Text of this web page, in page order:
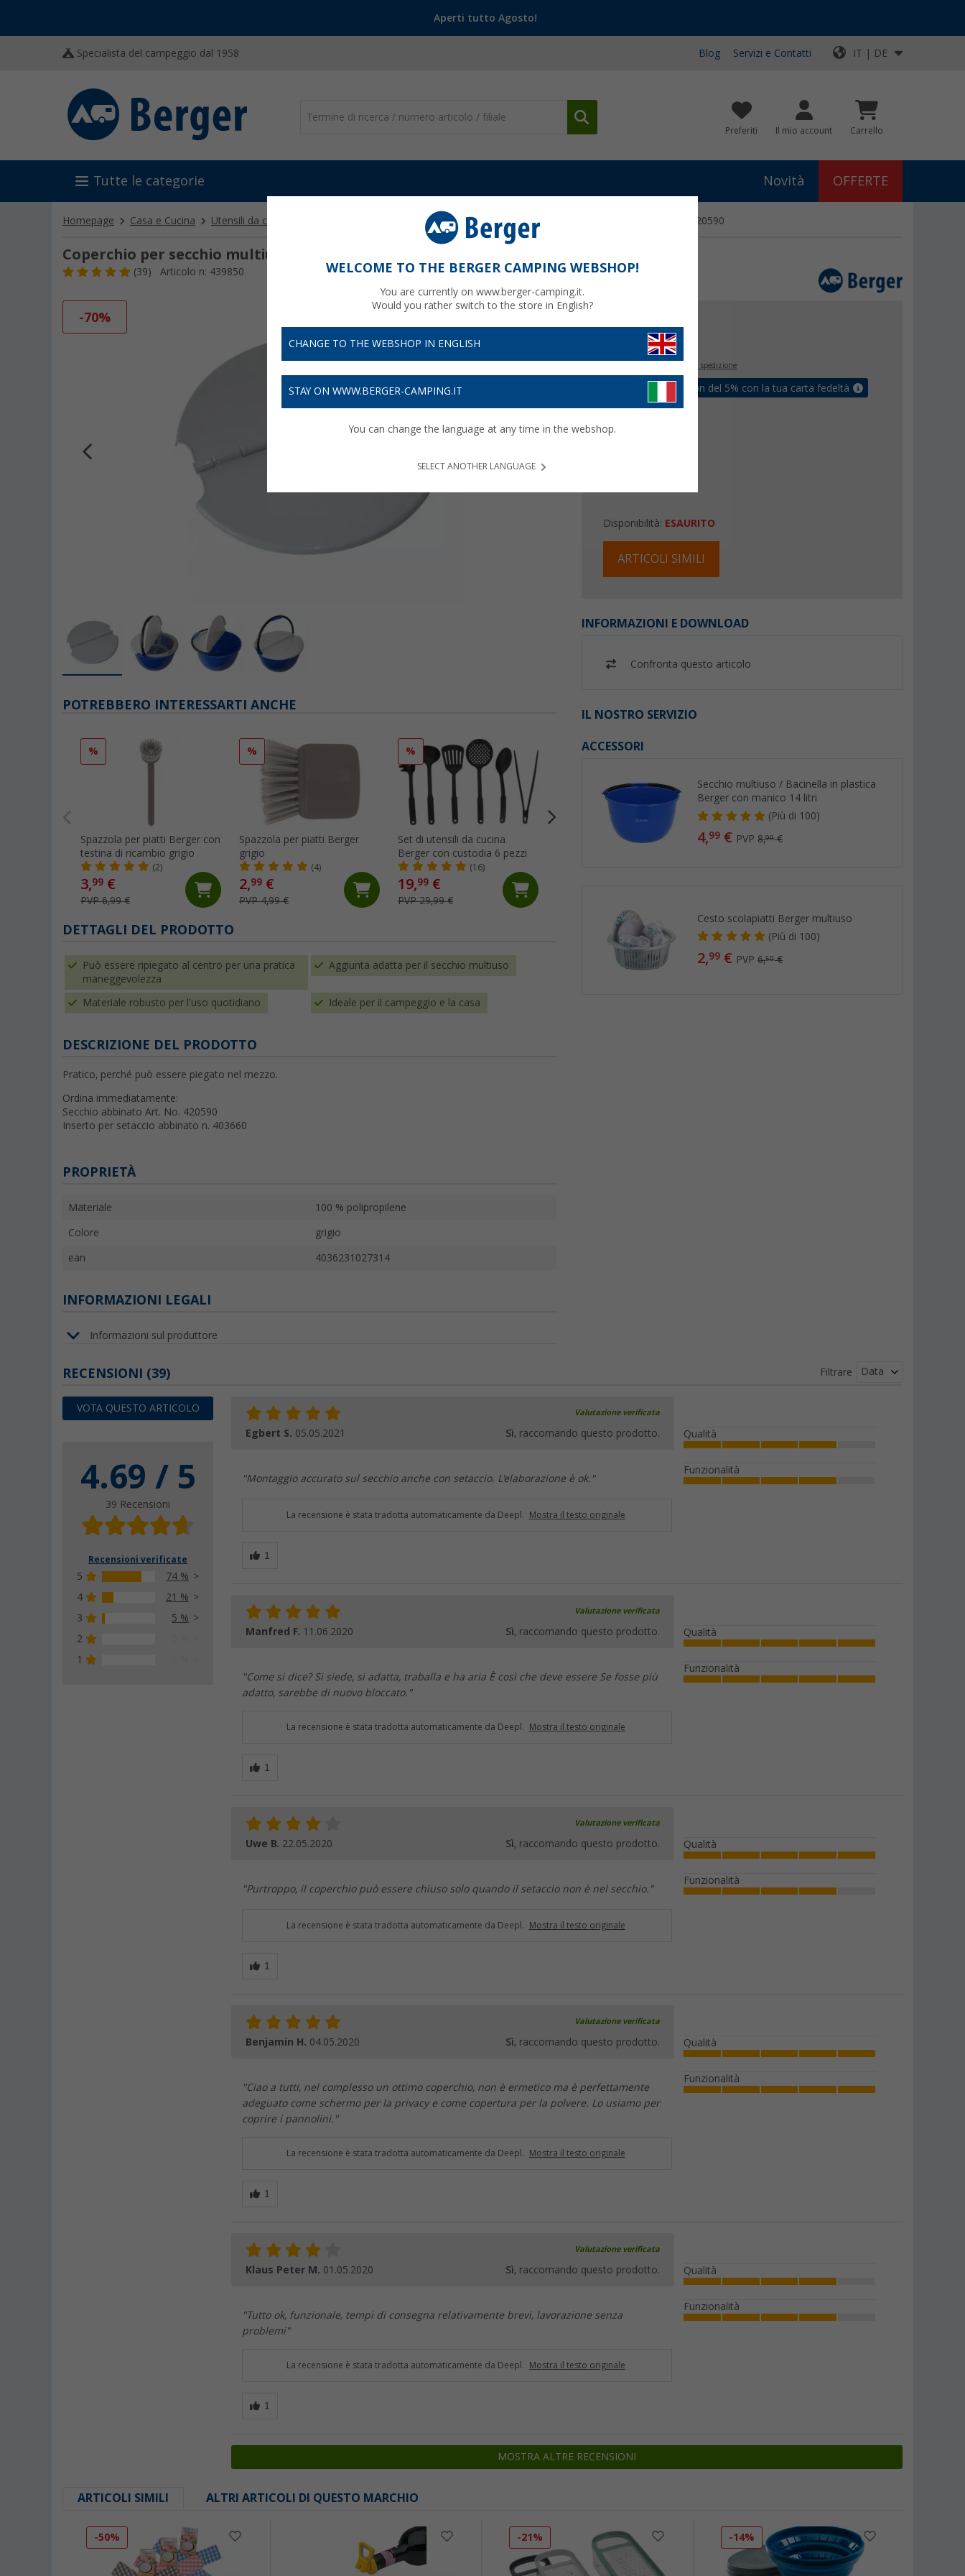
Aperti tutto Agosto!
Specialista del campeggio dal 1958 Blog Servizi e Contatti IT | DE
Preferiti Il mio account Carrello
Tutte le categorie Novità OFFERTE
Homepage Casa e Cucina Utensili da cucina Altri accessori per utensili da cucina Coperchio pieghevole per secchio multiuso 420590
Coperchio per secchio multiuso
(39) Articolo n: 439850
-70%
€
+ Spese di spedizione
Assicurati un coupon del 5% con la tua carta fedeltà
Disponibilità: ESAURITO
ARTICOLI SIMILI
INFORMAZIONI E DOWNLOAD
Confronta questo articolo
IL NOSTRO SERVIZIO
ACCESSORI
Secchio multiuso / Bacinella in plastica
Berger con manico 14 litri
(Più di 100)
4,99 € PVP8,99€
Cesto scolapiatti Berger multiuso
(Più di 100)
2,99 € PVP6,50€
POTREBBERO INTERESSARTI ANCHE
%
Spazzola per piatti Berger con
testina di ricambio grigio
(2)
3,99 €
PVP 6,99 €
%
Spazzola per piatti Berger
grigio
(4)
2,99 €
PVP 4,99 €
%
Set di utensili da cucina
Berger con custodia 6 pezzi
(16)
19,99 €
PVP 29,99 €
Spatola forata Berger in
Contenitore di spezie per
DETTAGLI DEL PRODOTTO
Può essere ripiegato al centro per una pratica
maneggevolezza
Aggiunta adatta per il secchio multiuso
Materiale robusto per l'uso quotidiano Ideale per il campeggio e la casa
DESCRIZIONE DEL PRODOTTO
Pratico, perché può essere piegato nel mezzo.
Ordina immediatamente:
Secchio abbinato Art. No. 420590
Inserto per setaccio abbinato n. 403660
PROPRIETÀ
Materiale 100 % polipropilene
Colore grigio
ean 4036231027314
INFORMAZIONI LEGALI
Informazioni sul produttore
RECENSIONI (39)
VOTA QUESTO ARTICOLO
4.69 / 5
39 Recensioni
Recensioni verificate
5
74 %
4
21 %
3
5 %
2
1
Filtrare Data
Valutazione verificata
Egbert S. 05.05.2021 Sì, raccomando questo prodotto.
"Montaggio accurato sul secchio anche con setaccio. L'elaborazione è ok."
Qualità
Funzionalità
La recensione è stata tradotta automaticamente da Deepl. Mostra il testo originale
Valutazione verificata
Manfred F. 11.06.2020 Sì, raccomando questo prodotto.
"Come si dice? Si siede, si adatta, traballa e ha aria È così che deve essere Se fosse più
adatto, sarebbe di nuovo bloccato."
Qualità
Funzionalità
La recensione è stata tradotta automaticamente da Deepl. Mostra il testo originale
Valutazione verificata
Uwe B. 22.05.2020 Sì, raccomando questo prodotto.
"Purtroppo, il coperchio può essere chiuso solo quando il setaccio non è nel secchio."
Qualità
Funzionalità
La recensione è stata tradotta automaticamente da Deepl. Mostra il testo originale
Valutazione verificata
Benjamin H. 04.05.2020 Sì, raccomando questo prodotto.
"Ciao a tutti, nel complesso un ottimo coperchio, non è ermetico ma è perfettamente
adeguato come schermo per la privacy e come copertura per la polvere. Lo usiamo per
coprire i pannolini."
Qualità
Funzionalità
La recensione è stata tradotta automaticamente da Deepl. Mostra il testo originale
Valutazione verificata
Klaus Peter M. 01.05.2020 Sì, raccomando questo prodotto.
"Tutto ok, funzionale, tempi di consegna relativamente brevi, lavorazione senza
problemi"
Qualità
Funzionalità
La recensione è stata tradotta automaticamente da Deepl. Mostra il testo originale
MOSTRA ALTRE RECENSIONI
ARTICOLI SIMILI ALTRI ARTICOLI DI QUESTO MARCHIO
-50% -21% -14%
WELCOME TO THE BERGER CAMPING WEBSHOP!
You are currently on www.berger-camping.it.
Would you rather switch to the store in English?
CHANGE TO THE WEBSHOP IN ENGLISH
STAY ON WWW.BERGER-CAMPING.IT
You can change the language at any time in the webshop.
SELECT ANOTHER LANGUAGE